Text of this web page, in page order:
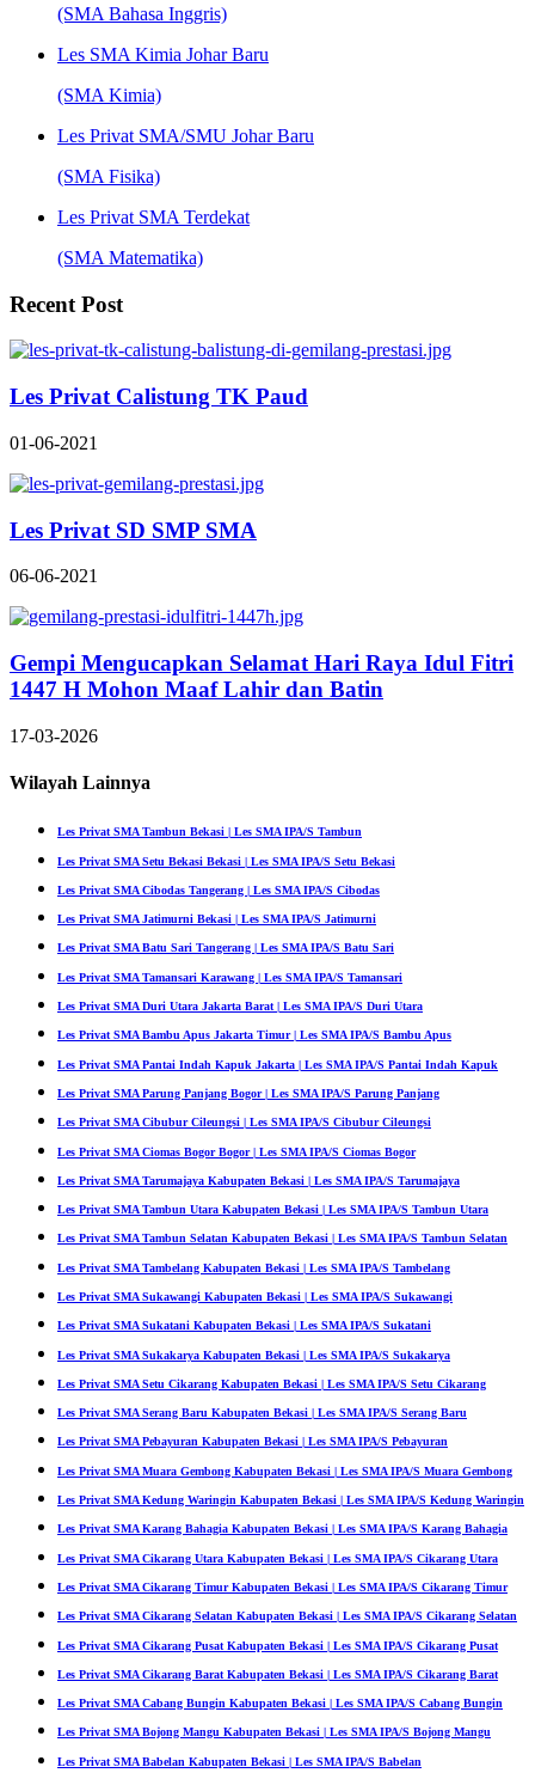
(SMA Bahasa Inggris)
Les SMA Kimia Johar Baru
(SMA Kimia)
Les Privat SMA/SMU Johar Baru
(SMA Fisika)
Les Privat SMA Terdekat
(SMA Matematika)
Recent Post
Les Privat Calistung TK Paud
01-06-2021
Les Privat SD SMP SMA
06-06-2021
Gempi Mengucapkan Selamat Hari Raya Idul Fitri
1447 H Mohon Maaf Lahir dan Batin
17-03-2026
Wilayah Lainnya
Les Privat SMA Tambun Bekasi | Les SMA IPA/S Tambun
Les Privat SMA Setu Bekasi Bekasi | Les SMA IPA/S Setu Bekasi
Les Privat SMA Cibodas Tangerang | Les SMA IPA/S Cibodas
Les Privat SMA Jatimurni Bekasi | Les SMA IPA/S Jatimurni
Les Privat SMA Batu Sari Tangerang | Les SMA IPA/S Batu Sari
Les Privat SMA Tamansari Karawang | Les SMA IPA/S Tamansari
Les Privat SMA Duri Utara Jakarta Barat | Les SMA IPA/S Duri Utara
Les Privat SMA Bambu Apus Jakarta Timur | Les SMA IPA/S Bambu Apus
Les Privat SMA Pantai Indah Kapuk Jakarta | Les SMA IPA/S Pantai Indah Kapuk
Les Privat SMA Parung Panjang Bogor | Les SMA IPA/S Parung Panjang
Les Privat SMA Cibubur Cileungsi | Les SMA IPA/S Cibubur Cileungsi
Les Privat SMA Ciomas Bogor Bogor | Les SMA IPA/S Ciomas Bogor
Les Privat SMA Tarumajaya Kabupaten Bekasi | Les SMA IPA/S Tarumajaya
Les Privat SMA Tambun Utara Kabupaten Bekasi | Les SMA IPA/S Tambun Utara
Les Privat SMA Tambun Selatan Kabupaten Bekasi | Les SMA IPA/S Tambun Selatan
Les Privat SMA Tambelang Kabupaten Bekasi | Les SMA IPA/S Tambelang
Les Privat SMA Sukawangi Kabupaten Bekasi | Les SMA IPA/S Sukawangi
Les Privat SMA Sukatani Kabupaten Bekasi | Les SMA IPA/S Sukatani
Les Privat SMA Sukakarya Kabupaten Bekasi | Les SMA IPA/S Sukakarya
Les Privat SMA Setu Cikarang Kabupaten Bekasi | Les SMA IPA/S Setu Cikarang
Les Privat SMA Serang Baru Kabupaten Bekasi | Les SMA IPA/S Serang Baru
Les Privat SMA Pebayuran Kabupaten Bekasi | Les SMA IPA/S Pebayuran
Les Privat SMA Muara Gembong Kabupaten Bekasi | Les SMA IPA/S Muara Gembong
Les Privat SMA Kedung Waringin Kabupaten Bekasi | Les SMA IPA/S Kedung Waringin
Les Privat SMA Karang Bahagia Kabupaten Bekasi | Les SMA IPA/S Karang Bahagia
Les Privat SMA Cikarang Utara Kabupaten Bekasi | Les SMA IPA/S Cikarang Utara
Les Privat SMA Cikarang Timur Kabupaten Bekasi | Les SMA IPA/S Cikarang Timur
Les Privat SMA Cikarang Selatan Kabupaten Bekasi | Les SMA IPA/S Cikarang Selatan
Les Privat SMA Cikarang Pusat Kabupaten Bekasi | Les SMA IPA/S Cikarang Pusat
Les Privat SMA Cikarang Barat Kabupaten Bekasi | Les SMA IPA/S Cikarang Barat
Les Privat SMA Cabang Bungin Kabupaten Bekasi | Les SMA IPA/S Cabang Bungin
Les Privat SMA Bojong Mangu Kabupaten Bekasi | Les SMA IPA/S Bojong Mangu
Les Privat SMA Babelan Kabupaten Bekasi | Les SMA IPA/S Babelan